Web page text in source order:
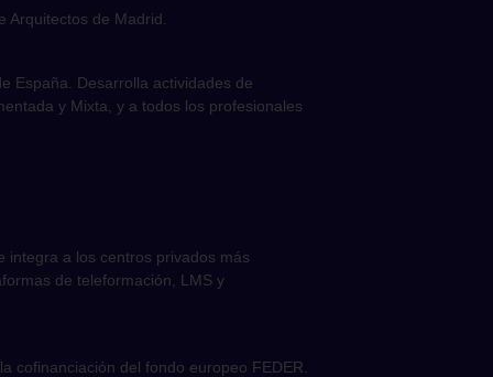
de Madrid.
España. Desarrolla actividades de
y Mixta, y a todos los profesionales
integra a los centros privados más
de teleformación, LMS y
cofinanciación del fondo europeo FEDER.